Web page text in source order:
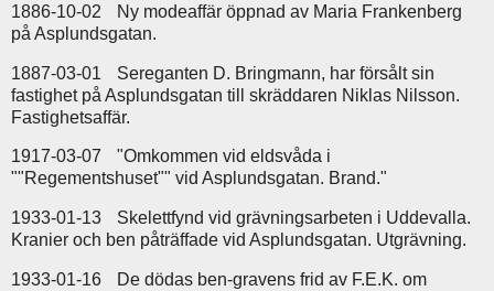
1886-10-02
Ny modeaffär öppnad av Maria Frankenberg
på Asplundsgatan.
1887-03-01
Sereganten D. Bringmann, har försålt sin
fastighet på Asplundsgatan till skräddaren Niklas Nilsson.
Fastighetsaffär.
1917-03-07
"Omkommen vid eldsvåda i
""Regementshuset"" vid Asplundsgatan. Brand."
1933-01-13
Skelettfynd vid grävningsarbeten i Uddevalla.
Kranier och ben påträffade vid Asplundsgatan. Utgrävning.
1933-01-16
De dödas ben-gravens frid av F.E.K. om